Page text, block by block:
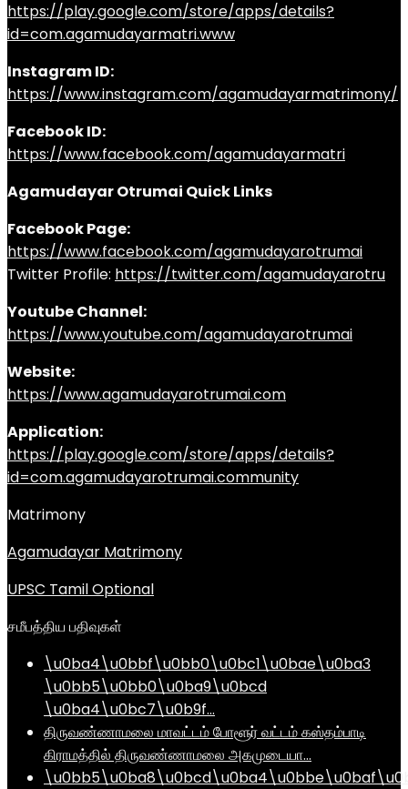
https://play.google.com/store/apps/details?
id=com.agamudayarmatri.www
Instagram ID:
https://www.instagram.com/agamudayarmatrimony/
Facebook ID:
https://www.facebook.com/agamudayarmatri
Agamudayar Otrumai Quick Links
Facebook Page:
https://www.facebook.com/agamudayarotrumai
Twitter Profile: https://twitter.com/agamudayarotru
Youtube Channel:
https://www.youtube.com/agamudayarotrumai
Website:
https://www.agamudayarotrumai.com
Application:
https://play.google.com/store/apps/details?
id=com.agamudayarotrumai.community
Matrimony
Agamudayar Matrimony
UPSC Tamil Optional
சமீபத்திய பதிவுகள்
\u0ba4\u0bbf\u0bb0\u0bc1\u0bae\u0ba3
\u0bb5\u0bb0\u0ba9\u0bcd
\u0ba4\u0bc7\u0b9f…
திருவண்ணாமலை மாவட்டம் போளூர் வட்டம் கஸ்தம்பாடி
கிராமத்தில் திருவண்ணாமலை அகமுடையா…